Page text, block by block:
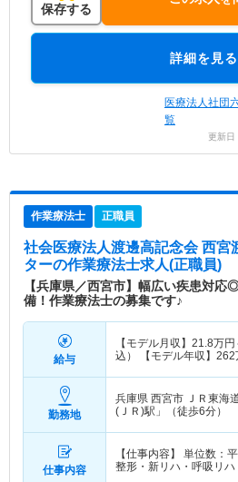
保存する
詳細を見る
医療法人社団
覧
更新
作業療法士 正職員
社会医療法人渡邊高記念会 西宮
ターの作業療法士求人(正職員)
【兵庫県／西宮市】幅広い疾患対
備！作業療法士の募集です♪
給与
【モデル月収】 21.8万円
込） 【モデル年収】 262
勤務地
兵庫県 西宮市 ＪＲ東海
(ＪＲ)駅」（徒歩6分）
仕事内容
【仕事内容】 単位数：
整形・新リハ・呼吸リ